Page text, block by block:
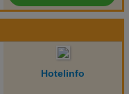
Hotelinfo